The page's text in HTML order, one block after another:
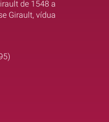
de 1548 a
Girault, vídua